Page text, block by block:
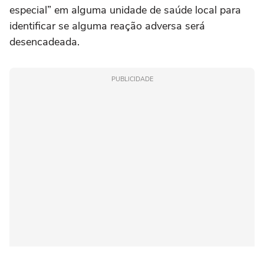
especial” em alguma unidade de saúde local para
identificar se alguma reação adversa será
desencadeada.
PUBLICIDADE